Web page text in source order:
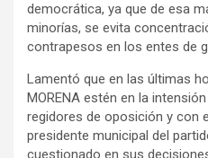
democrática, ya que de esa
minorías, se evita
contrapesos en los entes de
Lamentó que en las últimas
MORENA estén en la
regidores de oposición y con
presidente municipal del
cuestionado en sus